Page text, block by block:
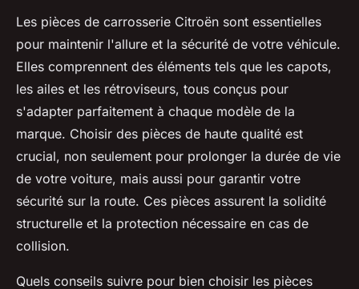
Les pièces de carrosserie Citroën sont essentielles
pour maintenir l'allure et la sécurité de votre véhicule.
Elles comprennent des éléments tels que les capots,
les ailes et les rétroviseurs, tous conçus pour
s'adapter parfaitement à chaque modèle de la
marque. Choisir des pièces de haute qualité est
crucial, non seulement pour prolonger la durée de vie
de votre voiture, mais aussi pour garantir votre
sécurité sur la route. Ces pièces assurent la solidité
structurelle et la protection nécessaire en cas de
collision.
Quels conseils suivre pour bien choisir les pièces